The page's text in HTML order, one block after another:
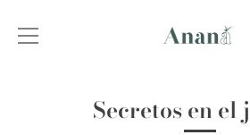
Secretos en